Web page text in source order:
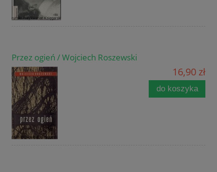
Przez ogień / Wojciech Roszewski
16,90 zł
do koszyka